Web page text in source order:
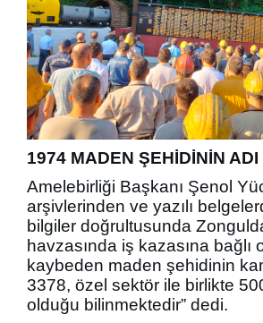
1974 MADEN ŞEHİDİNİN ADI
Amelebirliği Başkanı Şenol
arşivlerinden ve yazılı
bilgiler doğrultusunda
havzasında iş kazasına bağlı
kaybeden maden şehidinin
3378, özel sektör ile birlikte
olduğu bilinmektedir” dedi.